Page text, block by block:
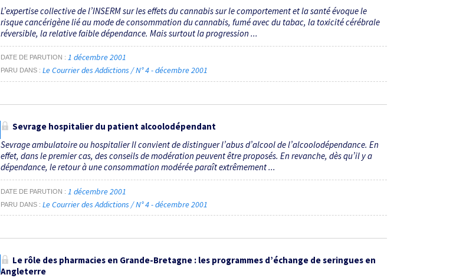
L’expertise collective de l’INSERM sur les effets du cannabis sur le comportement et la santé évoque le
risque cancérigène lié au mode de consommation du cannabis, fumé avec du tabac, la toxicité cérébrale
réversible, la relative faible dépendance. Mais surtout la progression ...
DATE DE PARUTION 1 décembre 2001
PARU DANS Le Courrier des Addictions / N° 4 - décembre 2001
Sevrage hospitalier du patient alcoolodépendant
Sevrage ambulatoire ou hospitalier Il convient de distinguer l’abus d’alcool de l’alcoolodépendance. En
effet, dans le premier cas, des conseils de modération peuvent être proposés. En revanche, dès qu’il y a
dépendance, le retour à une consommation modérée paraît extrêmement ...
DATE DE PARUTION 1 décembre 2001
PARU DANS Le Courrier des Addictions / N° 4 - décembre 2001
Le rôle des pharmacies en Grande-Bretagne : les programmes d’échange de seringues en
Angleterre